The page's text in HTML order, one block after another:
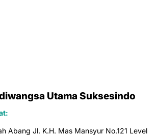
Utama Suksesindo
Abang Jl. K.H. Mas Mansyur No.121 Level